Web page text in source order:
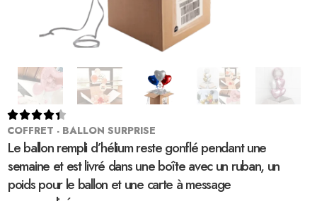

COFFRET - BALLON SURPRISE
Le ballon rempli d’hélium reste gonflé pendant une
semaine et est livré dans une boîte avec un ruban, un
poids pour le ballon et une carte à message